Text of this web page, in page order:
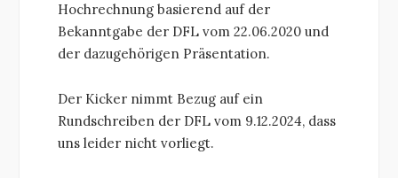
Hochrechnung basierend auf der
Bekanntgabe der DFL vom 22.06.2020 und
der dazugehörigen Präsentation.
Der Kicker nimmt Bezug auf ein
Rundschreiben der DFL vom 9.12.2024, dass
uns leider nicht vorliegt.